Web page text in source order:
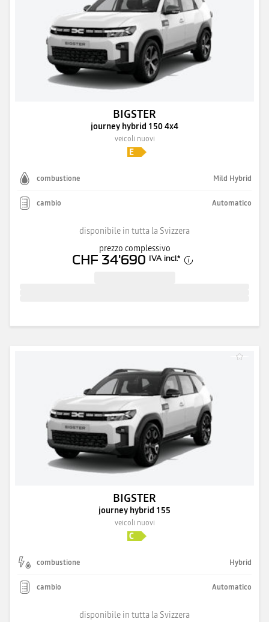
BIGSTER
journey hybrid 150 4x4
veicoli nuovi
combustione Mild Hybrid
cambio Automatico
disponibile in tutta la Svizzera
prezzo complessivo
CHF 34'690 IVA incl.*
BIGSTER
journey hybrid 155
veicoli nuovi
combustione Hybrid
cambio Automatico
disponibile in tutta la Svizzera